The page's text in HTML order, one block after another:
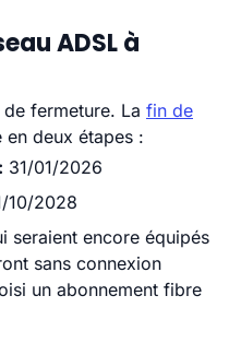
ADSL à
fermeture. La fin de
en deux étapes :
31/01/2026
10/2028
seraient encore équipés
sans connexion
un abonnement fibre